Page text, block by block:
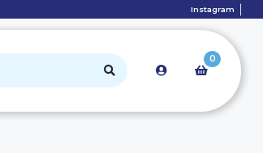
Instagram
0